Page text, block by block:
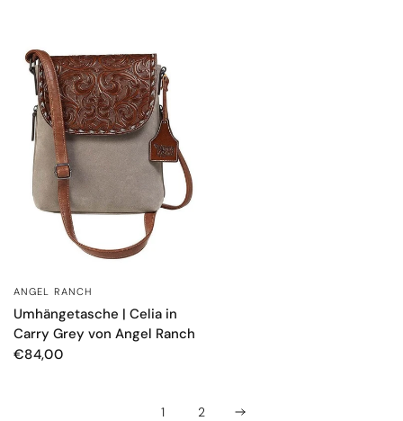
SCHNELLANSICHT
ANGEL RANCH
Umhängetasche | Celia in
Carry Grey von Angel Ranch
€84,00
1 2